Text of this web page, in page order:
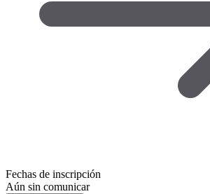
Fechas de inscripción
Aún sin comunicar